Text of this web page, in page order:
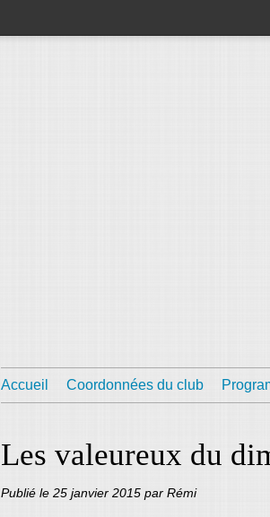
Accueil Coordonnées du club
Les valeureux du
Publié le 25 janvier 2015 par Rémi